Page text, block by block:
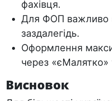
фахівця.
Для ФОП важливо
заздалегідь.
Оформлення
через «єМалятко»
Висновок